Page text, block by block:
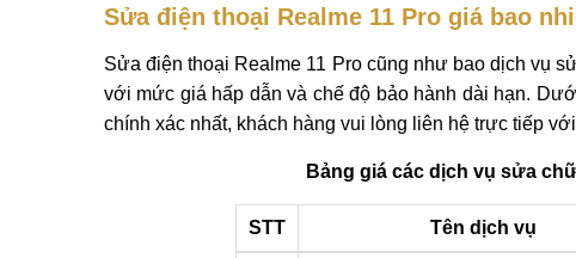
Sửa điện thoại Realme 11 Pro giá bao
Sửa điện thoại Realme 11 Pro cũng như bao dịch vụ
với mức giá hấp dẫn và chế độ bảo hành dài hạn.
chính xác nhất, khách hàng vui lòng liên hệ trực tiếp
Bảng giá các dịch vụ sửa
STT Tên dịch vụ